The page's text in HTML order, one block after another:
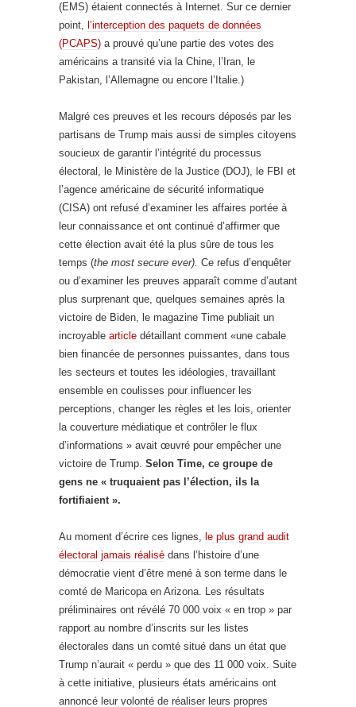
(EMS) étaient connectés à Internet. Sur ce dernier
point, l’interception des paquets de données
(PCAPS) a prouvé qu’une partie des votes des
américains a transité via la Chine, l’Iran, le
Pakistan, l’Allemagne ou encore l’Italie.)
Malgré ces preuves et les recours déposés par les
partisans de Trump mais aussi de simples citoyens
soucieux de garantir l’intégrité du processus
électoral, le Ministère de la Justice (DOJ), le FBI et
l’agence américaine de sécurité informatique
(CISA) ont refusé d’examiner les affaires portée à
leur connaissance et ont continué d’affirmer que
cette élection avait été la plus sûre de tous les
temps (the most secure ever). Ce refus d’enquêter
ou d’examiner les preuves apparaît comme d’autant
plus surprenant que, quelques semaines après la
victoire de Biden, le magazine Time publiait un
incroyable article détaillant comment «une cabale
bien financée de personnes puissantes, dans tous
les secteurs et toutes les idéologies, travaillant
ensemble en coulisses pour influencer les
perceptions, changer les règles et les lois, orienter
la couverture médiatique et contrôler le flux
d’informations » avait œuvré pour empêcher une
victoire de Trump. Selon Time, ce groupe de
gens ne « truquaient pas l’élection, ils la
fortifiaient ».
Au moment d’écrire ces lignes, le plus grand audit
électoral jamais réalisé dans l’histoire d’une
démocratie vient d’être mené à son terme dans le
comté de Maricopa en Arizona. Les résultats
préliminaires ont révélé 70 000 voix « en trop » par
rapport au nombre d’inscrits sur les listes
électorales dans un comté situé dans un état que
Trump n’aurait « perdu » que des 11 000 voix. Suite
à cette initiative, plusieurs états américains ont
annoncé leur volonté de réaliser leurs propres